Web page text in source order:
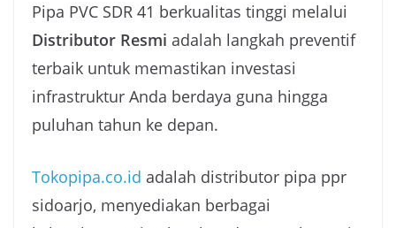
Pipa PVC SDR 41 berkualitas tinggi melalui
Distributor Resmi adalah langkah preventif
terbaik untuk memastikan investasi
infrastruktur Anda berdaya guna hingga
puluhan tahun ke depan.
Tokopipa.co.id adalah distributor pipa ppr
sidoarjo, menyediakan berbagai